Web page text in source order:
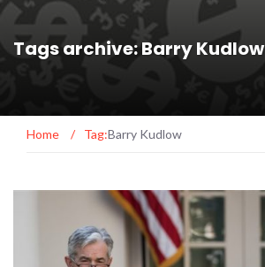
Tags archive: Barry Kudlow
Home / Tag:Barry Kudlow